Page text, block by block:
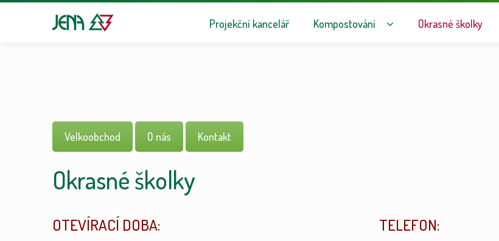
Přeskočit na navigaci
Přejít k obsahu webu
Projekční kancelář Kompostování Okrasné školky
Velkoobchod O nás Kontakt
Okrasné školky
OTEVÍRACÍ DOBA: TELEFON: